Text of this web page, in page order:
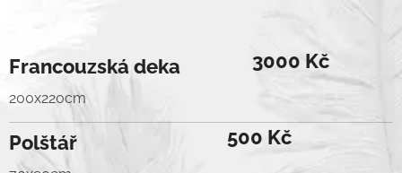
Francouzská deka
200x220cm
3000 Kč
Polštář 500 Kč